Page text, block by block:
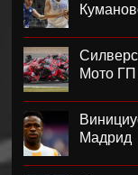
Мото
Мадрид